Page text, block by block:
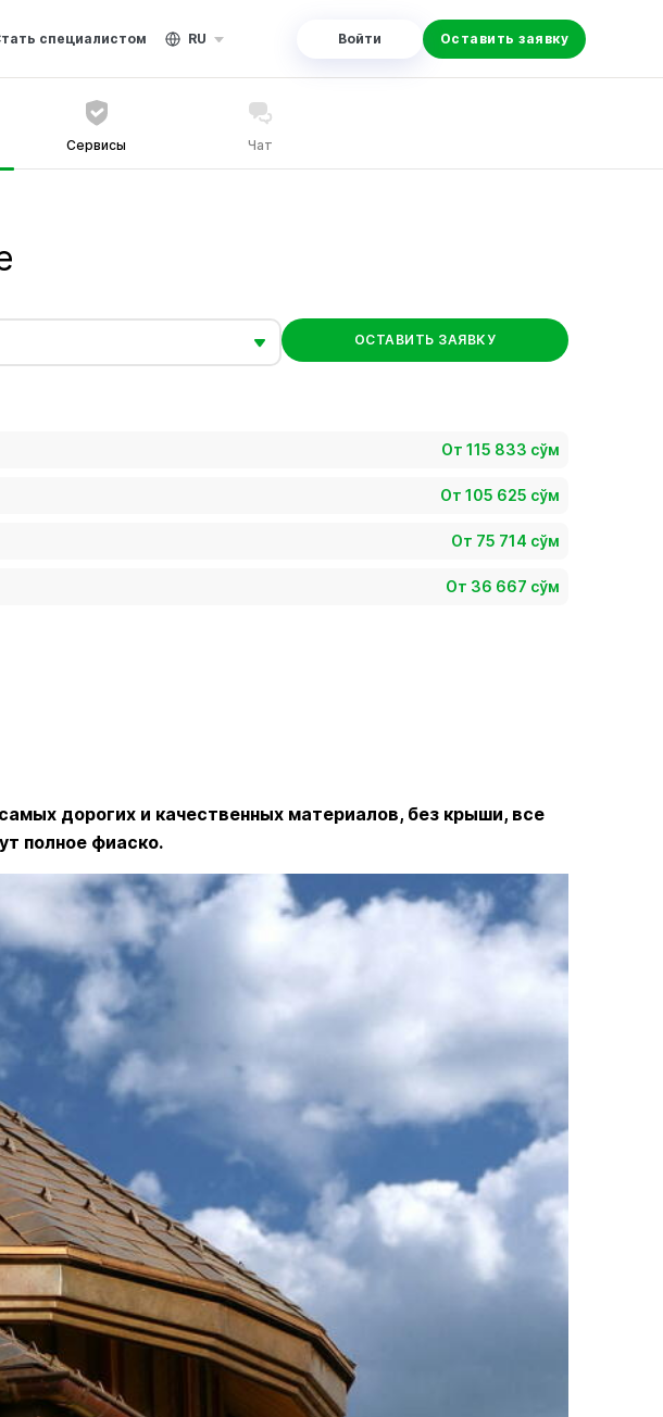
специалистом RU Войти Оставить заявку
Сервисы Чат
ОСТАВИТЬ ЗАЯВКУ
От 115 833 сўм
От 105 625 сўм
От 75 714 сўм
От 36 667 сўм
дорогих и качественных материалов, без крыши, все
полное фиаско.